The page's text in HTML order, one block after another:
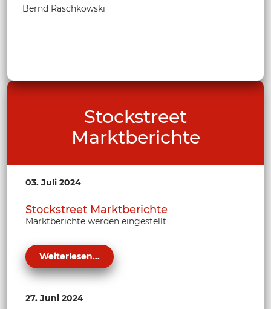
Bernd Raschkowski
Stockstreet
Marktberichte
03. Juli 2024
Stockstreet Marktberichte
Marktberichte werden eingestellt
Weiterlesen...
27. Juni 2024